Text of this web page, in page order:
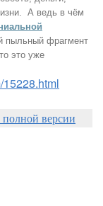
А ведь в чём
пыльный фрагмент
это уже
полной версии